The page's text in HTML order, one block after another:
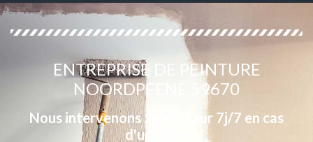
ENTREPRISE DE PEINTURE
NOORDPEENE 59670
Nous intervenons 24h/24 sur 7j/7 en cas
d'urgence